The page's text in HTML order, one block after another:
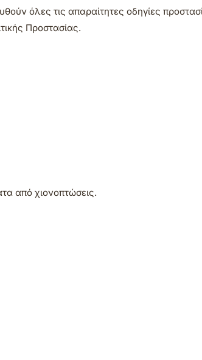
όλες τις απαραίτητες οδηγίες
Προστασίας.
από χιονοπτώσεις.